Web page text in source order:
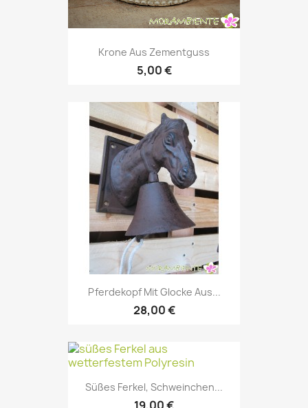
Krone Aus Zementguss
5,00 €
Pferdekopf Mit Glocke Aus...
28,00 €
Süßes Ferkel, Schweinchen...